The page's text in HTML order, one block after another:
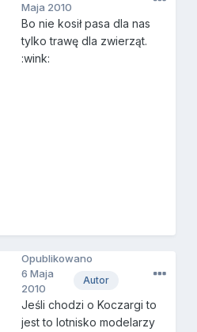
Maja 2010
Bo nie kosił pasa dla nas
tylko trawę dla zwierząt.
:wink:
Autor
Opublikowano
6 Maja
2010
Jeśli chodzi o Koczargi to
jest to lotnisko modelarzy